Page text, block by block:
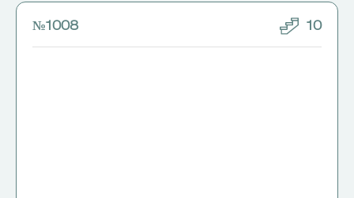
№1008 10